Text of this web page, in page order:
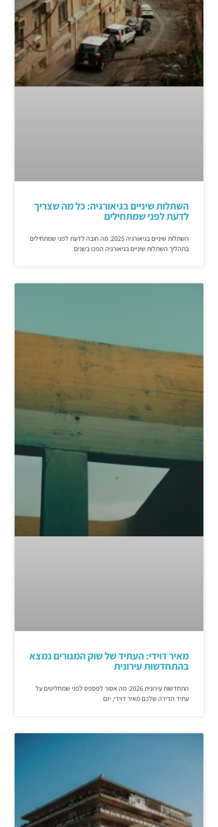
השתלות שיניים בגיאורגיה: כל מה שצריך
לדעת לפני שמתחילים
השתלות שיניים בגיאורגיה 2025: מה חובה לדעת לפני שמתחילים
בתהליך השתלות שיניים בגיאורגיה הפכו בשנים
מאיר דוידי: העתיד של שוק המגורים נמצא
בהתחדשות עירונית
התחדשות עירונית 2026: מה אסור לפספס לפני שמחליטים על
עתיד הדירה שלכם מאיר דוידי, יזם